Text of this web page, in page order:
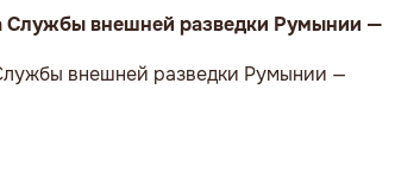
Службы внешней разведки Румынии —
внешней разведки Румынии —